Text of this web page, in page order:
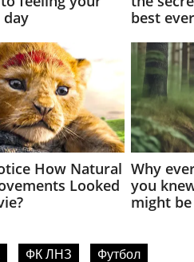
ФК ЛНЗ Футбол